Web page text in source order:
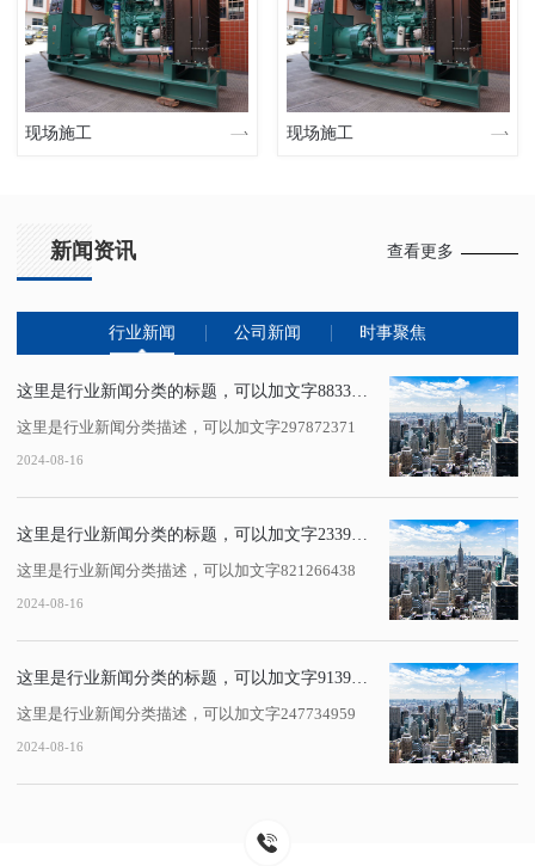
现场施工 现场施工
新闻资讯 查看更多
行业新闻 公司新闻 时事聚焦
这里是行业新闻分类描述，可以加文字297872371
2024-08-16
这里是行业新闻分类描述，可以加文字821266438
2024-08-16
这里是行业新闻分类描述，可以加文字247734959
2024-08-16